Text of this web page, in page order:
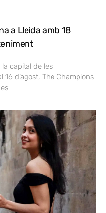
a Lleida amb 18
capital de les
d’agost, The Champions